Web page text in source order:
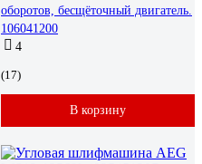
оборотов, бесщёточный двигатель.
106041200
4
(17)
В корзину